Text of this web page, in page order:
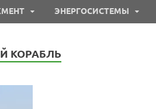
ЭНЕРГОСИСТЕМЫ
КОРАБЛЬ